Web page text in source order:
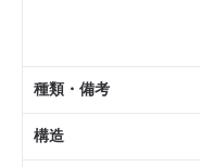
種類・備考
構造